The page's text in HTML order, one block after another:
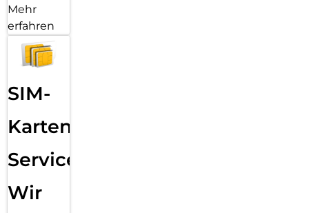
Mehr
erfahren
SIM-
Karten
Service:
Wir